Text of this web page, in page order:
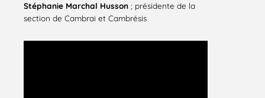
Stéphanie Marchal Husson ; présidente de la
section de Cambrai et Cambrésis